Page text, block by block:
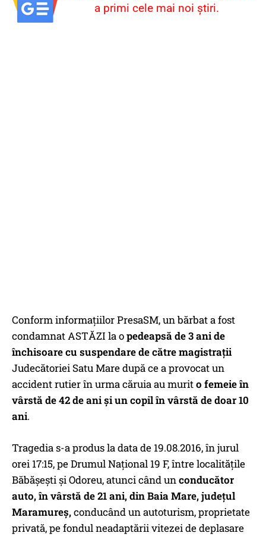
a primi cele mai noi știri.
Conform informațiilor PresaSM, un bărbat a fost
condamnat ASTĂZI la opedeapsă de 3 ani de
închisoare cu suspendare de către magistrații
Judecătoriei Satu Mare după ce a provocat un
accident rutier în urma căruia au murito femeie în
vârstă de 42 de ani și un copil în vârstă de doar 10
ani.
Tragedia s-a produs la data de 19.08.2016, în jurul
orei 17:15, pe Drumul Național 19 F, între localitățile
Băbășești și Odoreu, atunci când unconducător
auto, în vârstă de 21 ani, din Baia Mare, județul
Maramureş,conducând un autoturism, proprietate
privată, pe fondul neadaptării vitezei de deplasare